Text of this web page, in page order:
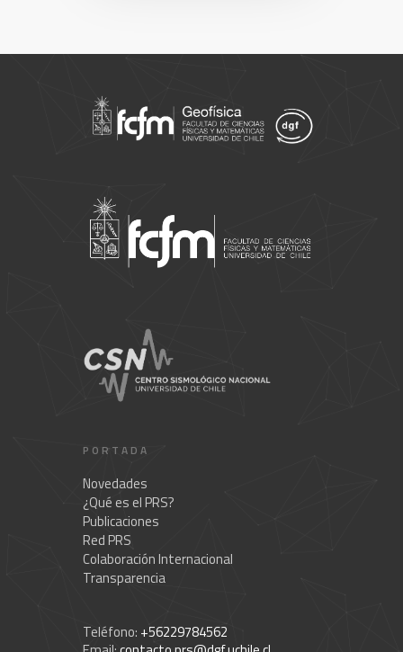
PORTADA
Novedades
¿Qué es el PRS?
Publicaciones
Red PRS
Colaboración Internacional
Transparencia
Teléfono: +56229784562